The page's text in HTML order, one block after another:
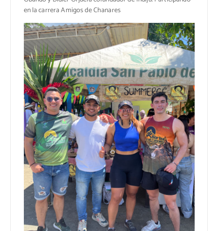
en la carrera Amigos de Chanares